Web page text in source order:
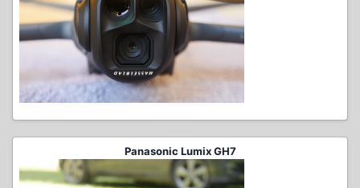
Panasonic Lumix GH7